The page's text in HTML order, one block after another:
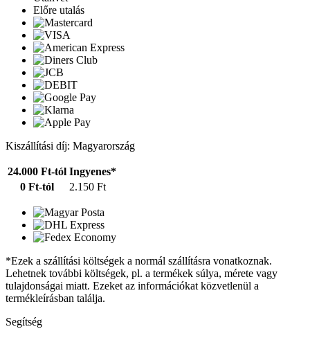
Előre utalás
Kiszállítási díj: Magyarország
24.000 Ft-tól Ingyenes*
0 Ft-tól
2.150 Ft
*Ezek a szállítási költségek a normál szállításra vonatkoznak.
Lehetnek további költségek, pl. a termékek súlya, mérete vagy
tulajdonságai miatt. Ezeket az információkat közvetlenül a
termékleírásban találja.
Segítség